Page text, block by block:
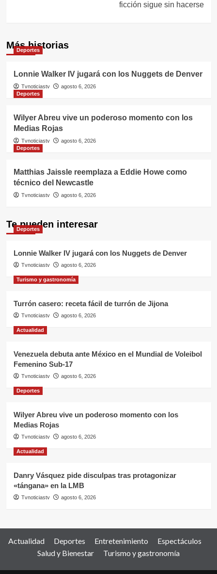
ficción sigue sin hacerse
Más historias
Deportes
Lonnie Walker IV jugará con los Nuggets de Denver
Tvnoticiastv
agosto 6, 2026
Deportes
Wilyer Abreu vive un poderoso momento con los
Medias Rojas
Tvnoticiastv
agosto 6, 2026
Deportes
Matthias Jaissle reemplaza a Eddie Howe como
técnico del Newcastle
Tvnoticiastv agosto 6, 2026
Te pueden interesar
Deportes
Lonnie Walker IV jugará con los Nuggets de Denver
Tvnoticiastv agosto 6, 2026
Turismo y gastronomía
Turrón casero: receta fácil de turrón de Jijona
Tvnoticiastv agosto 6, 2026
Actualidad
Venezuela debuta ante México en el Mundial de Voleibol
Femenino Sub-17
Tvnoticiastv agosto 6, 2026
Deportes
Wilyer Abreu vive un poderoso momento con los
Medias Rojas
Tvnoticiastv agosto 6, 2026
Actualidad
Danry Vásquez pide disculpas tras protagonizar
«tángana» en la LMB
Tvnoticiastv agosto 6, 2026
Actualidad Deportes Entretenimiento
Espectáculos
Salud y Bienestar
Turismo y gastronomía